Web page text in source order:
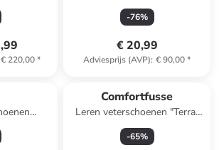
€ 220,00*
-76%
€ 20,99
Adviesprijs (AVP): € 90,00*
Comfortfusse
Leren veterschoenen "Terra"
lichtbruin
-65%